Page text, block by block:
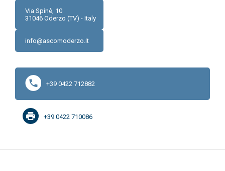
Via Spinè, 10
31046 Oderzo (TV) - Italy
info@ascomoderzo.it
+39 0422 712882
+39 0422 710086